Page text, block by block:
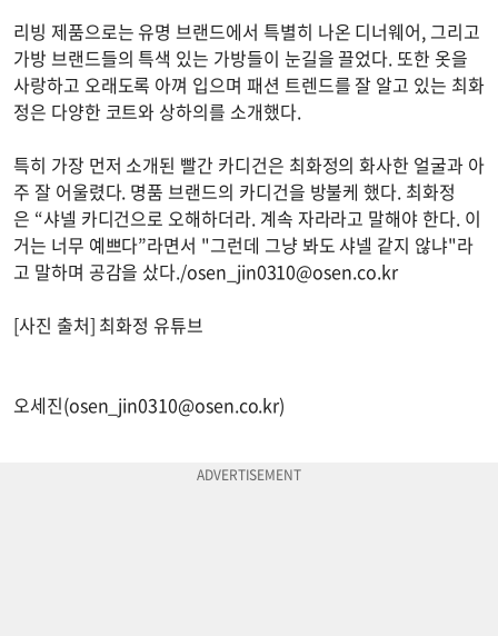
리빙 제품으로는 유명 브랜드에서 특별히 나온 디너웨어, 그리고
가방 브랜드들의 특색 있는 가방들이 눈길을 끌었다. 또한 옷을
사랑하고 오래도록 아껴 입으며 패션 트렌드를 잘 알고 있는 최화
정은 다양한 코트와 상하의를 소개했다.
특히 가장 먼저 소개된 빨간 카디건은 최화정의 화사한 얼굴과 아
주 잘 어울렸다. 명품 브랜드의 카디건을 방불케 했다. 최화정
은 “샤넬 카디건으로 오해하더라. 계속 자라라고 말해야 한다. 이
거는 너무 예쁘다”라면서 "그런데 그냥 봐도 샤넬 같지 않냐"라
고 말하며 공감을 샀다./osen_jin0310@osen.co.kr
[사진 출처] 최화정 유튜브
오세진(osen_jin0310@osen.co.kr)